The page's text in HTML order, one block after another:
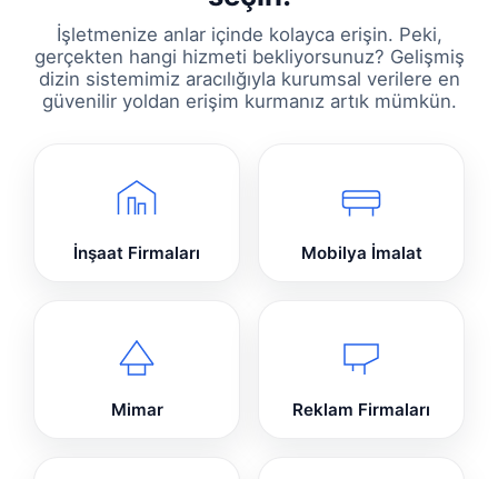
İşletmenize anlar içinde kolayca erişin. Peki,
gerçekten hangi hizmeti bekliyorsunuz? Gelişmiş
dizin sistemimiz aracılığıyla kurumsal verilere en
güvenilir yoldan erişim kurmanız artık mümkün.
İnşaat Firmaları Mobilya İmalat
Mimar Reklam Firmaları